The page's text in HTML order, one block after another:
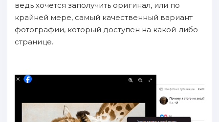
ведь хочется заполучить оригинал, или по
крайней мере, самый качественный вариант
фотографии, который доступен на какой-либо
странице.